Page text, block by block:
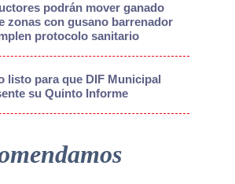
podrán mover ganado
zonas con gusano barrenador
protocolo sanitario
listo para que DIF Municipal
su Quinto Informe